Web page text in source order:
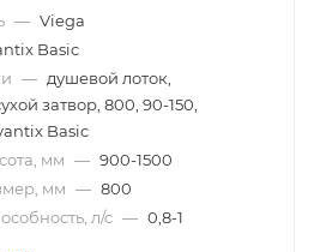
— Viega
Basic
— душевой лоток,
затвор, 800, 90-150,
Basic
мм — 900-1500
мм — 800
л/с — 0,8-1